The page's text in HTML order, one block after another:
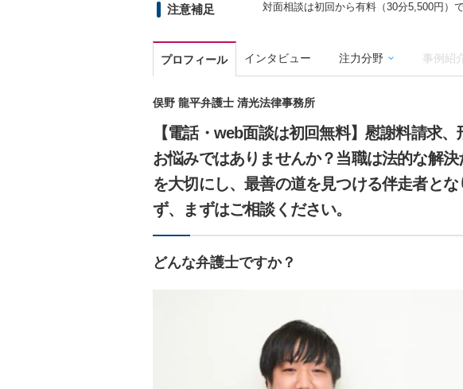
注意補足 対面相談は初回から有料（30分5,500円）
プロフィール インタビュー 注力分野 事例紹
俣野 龍平弁護士 清光法律事務所
【電話・web面談は初回無料】慰謝料請求
お悩みではありませんか？当職は法的な解
を大切にし、最善の道を見つける伴走者と
ず、まずはご相談ください。
どんな弁護士ですか？